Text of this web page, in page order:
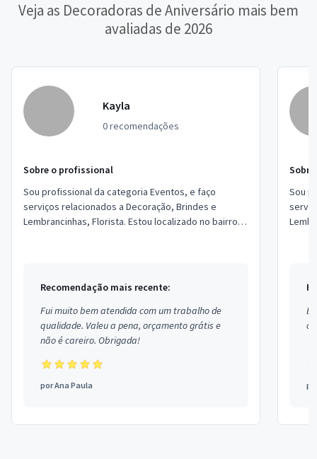
Veja as Decoradoras de Aniversário mais bem
avaliadas de 2026
Kayla
0 recomendações
Sobre o profissional
Sou profissional da categoria Eventos, e faço
serviços relacionados a Decoração, Brindes e
Lembrancinhas, Florista. Estou localizado no bairro
Recomendação mais recente:
Fui muito bem atendida com um trabalho de
qualidade. Valeu a pena, orçamento grátis e
não é careiro. Obrigada!
porAna Paula
Sou